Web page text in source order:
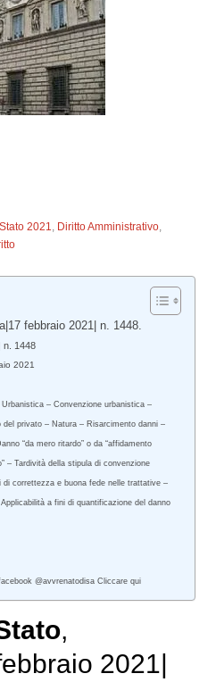
2021, Diritto Amministrativo,
febbraio 2021| n. 1448.
n. 1448
2021
– Convenzione urbanistica –
del privato – Natura – Risarcimento danni –
“da mero ritardo” o da “affidamento
– Tardività della stipula di convenzione
di correttezza e buona fede nelle trattative –
a fini di quantificazione del danno
@avvrenatodisa Cliccare qui
,
2021|